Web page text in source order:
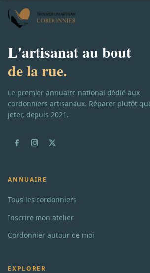
L'artisanat au bout
de la rue.
Le premier annuaire national dédié aux
cordonniers artisanaux. Réparer plutôt
jeter, depuis 2021.
ANNUAIRE
Tous les cordonniers
Inscrire mon atelier
Cordonnier autour de moi
EXPLORER